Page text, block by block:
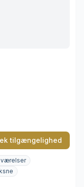
tilgængelighed